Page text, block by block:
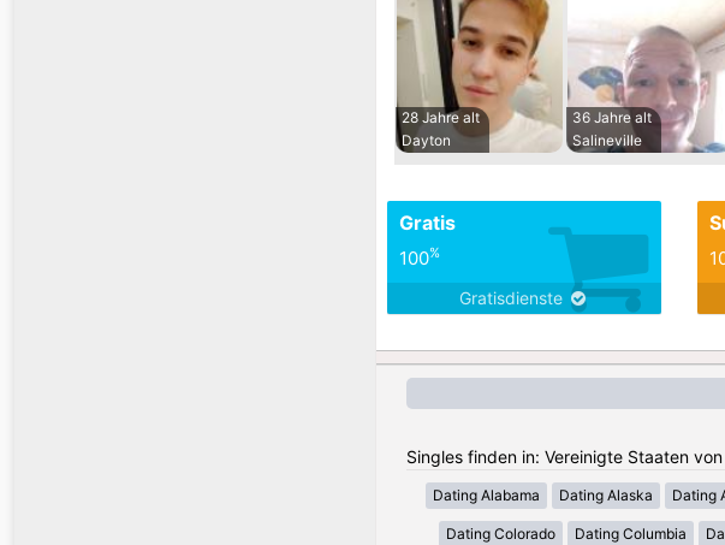
28 Jahre alt
Dayton
36 Jahre alt
Salineville
Gratis
100%
Gratisdienste
Singles finden in: Vereinigte Staaten
Dating Alabama Dating Alaska Dating
Dating Colorado Dating Columbia